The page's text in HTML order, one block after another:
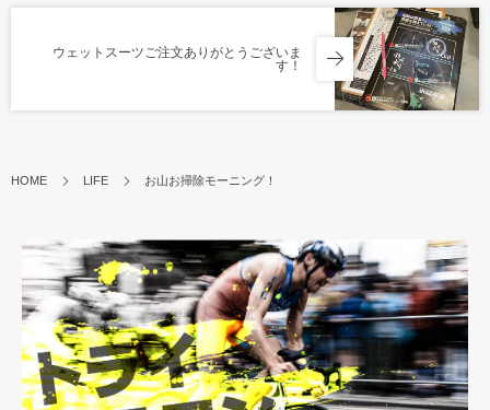
ウェットスーツご注文ありがとうございま
す！
HOME LIFE お山お掃除モーニング！